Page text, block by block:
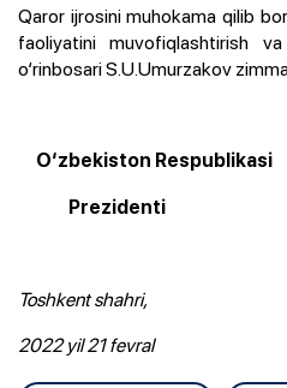
Qaror ijrosini muhokama qilib
faoliyatini muvofiqlashtirish
o‘rinbosari S.U.Umurzakov
O‘zbekiston Respublikasi
Prezidenti
Toshkent shahri,
2022 yil 21 fevral